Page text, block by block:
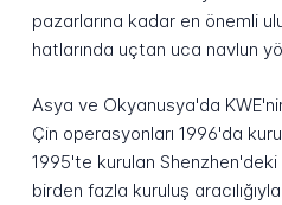
pazarlarına kadar en önemli
hatlarında uçtan uca navlun
Asya ve Okyanusya'da
Çin operasyonları 1996'da
1995'te kurulan
birden fazla kuruluş